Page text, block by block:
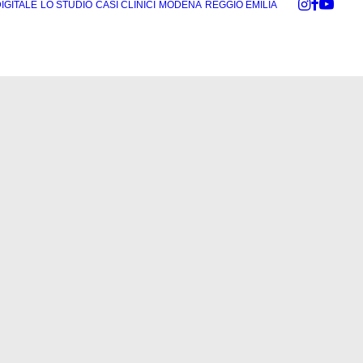
LO STUDIO CASI CLINICI MODENA REGGIO EMILIA